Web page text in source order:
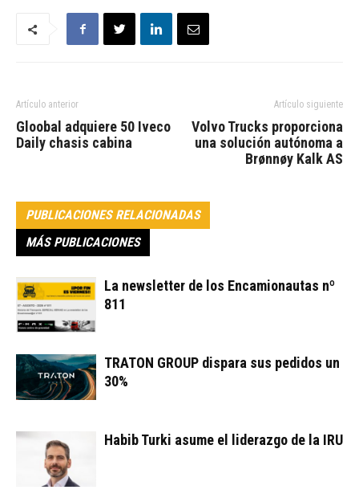
Artículo anterior
Gloobal adquiere 50 Iveco
Daily chasis cabina
Artículo siguiente
Volvo Trucks proporciona
una solución autónoma a
Brønnøy Kalk AS
PUBLICACIONES RELACIONADAS
MÁS PUBLICACIONES
La newsletter de los Encamionautas nº
811
TRATON GROUP dispara sus pedidos un
30%
Habib Turki asume el liderazgo de la IRU